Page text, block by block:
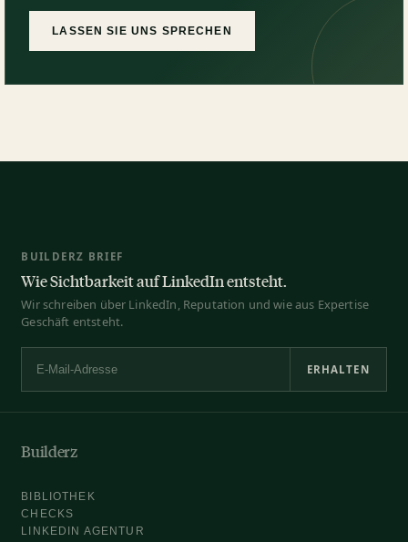
LASSEN SIE UNS SPRECHEN
BUILDERZ BRIEF
Wie Sichtbarkeit auf LinkedIn entsteht.
Wir schreiben über LinkedIn, Reputation und wie aus Expertise
Geschäft entsteht.
E-Mail-Adresse
ERHALTEN
Builderz
BIBLIOTHEK
CHECKS
LINKEDIN AGENTUR